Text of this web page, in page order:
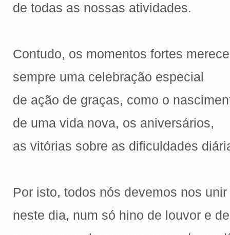
de todas as nossas atividades.
Contudo, os momentos fortes
sempre uma celebração especial
de ação de graças, como o
de uma vida nova, os aniversários,
as vitórias sobre as dificuldades
Por isto, todos nós devemos nos unir
neste dia, num só hino de louvor e